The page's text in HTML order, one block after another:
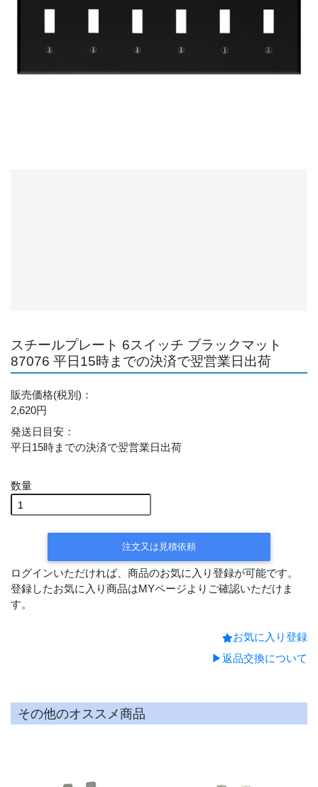
スチールプレート 6スイッチ ブラックマット
87076 平日15時までの決済で翌営業日出荷
販売価格(税別) ：
2,620円
発送日目安 ：
平日15時までの決済で翌営業日出荷
数量
注文又は見積依頼
ログインいただければ、商品のお気に入り登録が可能です。
登録したお気に入り商品はMYページよりご確認いただけま
す。
お気に入り登録
▶返品交換について
その他のオススメ商品